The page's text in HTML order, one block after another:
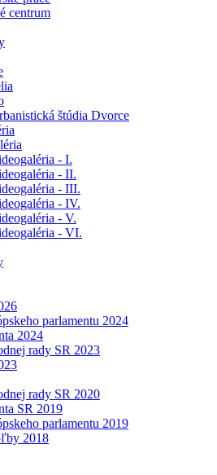
centrum
štúdia Dvorce
- I.
- II.
- III.
- IV.
- V.
- VI.
parlamentu 2024
2024
rady SR 2023
rady SR 2020
SR 2019
parlamentu 2019
2018